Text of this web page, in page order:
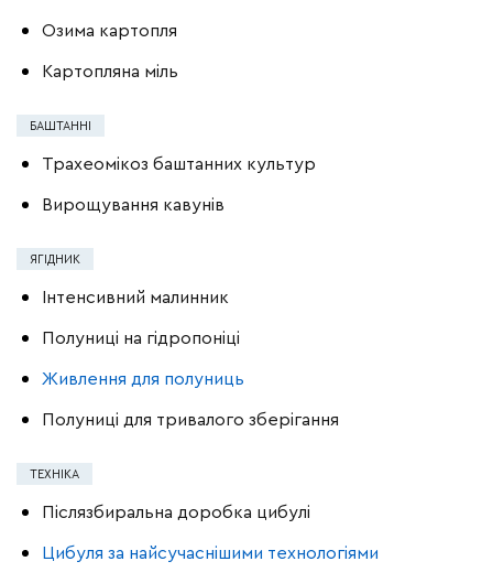
Озима картопля
Картопляна міль
БАШТАННІ
Трахеомікоз баштанних культур
Вирощування кавунів
ЯГІДНИК
Інтенсивний малинник
Полуниці на гідропоніці
Живлення для полуниць
Полуниці для тривалого зберігання
ТЕХНІКА
Післязбиральна доробка цибулі
Цибуля за найсучаснішими технологіями